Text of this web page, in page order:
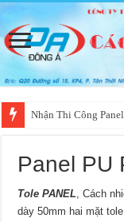
Nhận Thi Công
Panel PU
Tole PANEL, Cách
dày 50mm hai mặt